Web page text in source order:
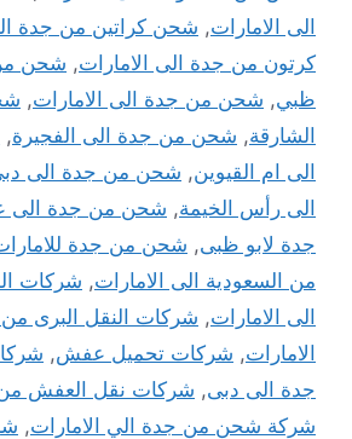
الى الامارات, شحن كراتين من جدة
كرتون من جدة الى الامارات, شحن
ظبي, شحن من جدة الى الامارات,
الشارقة, شحن من جدة الى الفجيرة,
الى ام القيوين, شحن من جدة الى
الى رأس الخيمة, شحن من جدة الى
جدة لابو ظبى, شحن من جدة
من السعودية الى الامارات, شركات
الى الامارات, شركات النقل البرى
الامارات, شركات تحميل عفش,
جدة الى دبى, شركات نقل العفش من
شركة شحن من جدة الي الامارات,